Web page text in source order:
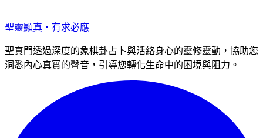
聖靈顯真・有求必應
聖真門透過深度的象棋卦占卜與活絡身心的靈修靈動，協助您
洞悉內心真實的聲音，引導您轉化生命中的困境與阻力。